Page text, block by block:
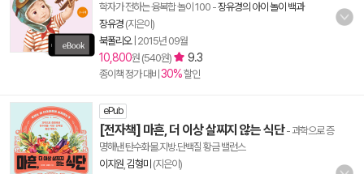
학자가 전하는 융복합 놀이 100 -장유경의 아이 놀이 백과
장유경 (지은이)
북폴리오| 2015년 09월
10,800원 (540원) 9.3
종이책 정가 대비 30%할인
ePub
[전자책] 마흔, 더 이상 살찌지 않는 식단- 과학으로 증
명해낸 탄수화물.지방.단백질 황금 밸런스
이지원 김형미 (지은이)